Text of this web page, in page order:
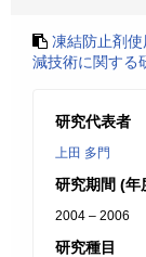
凍結防止剤
減技術に関する
研究代表者
上田 多門
研究期間 (年
2004 – 2006
研究種目